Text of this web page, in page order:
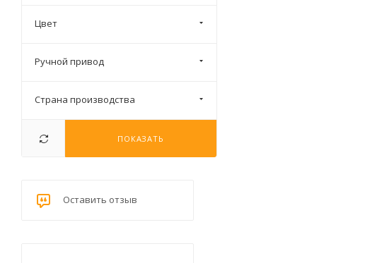
Цвет
Ручной привод
Страна производства
ПОКАЗАТЬ
Оставить отзыв